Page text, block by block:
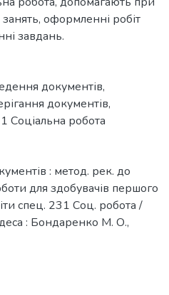
оформленні робіт
завдань.
документів,
документів,
Соціальна робота
: метод. рек. до
для здобувачів першого
спец. 231 Соц. робота /
: Бондаренко М. О.,